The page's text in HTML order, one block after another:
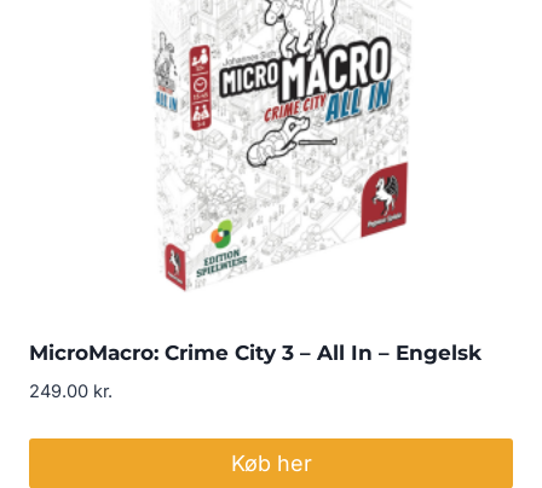
MicroMacro: Crime City 3 – All In – Engelsk
249.00 kr.
Køb her